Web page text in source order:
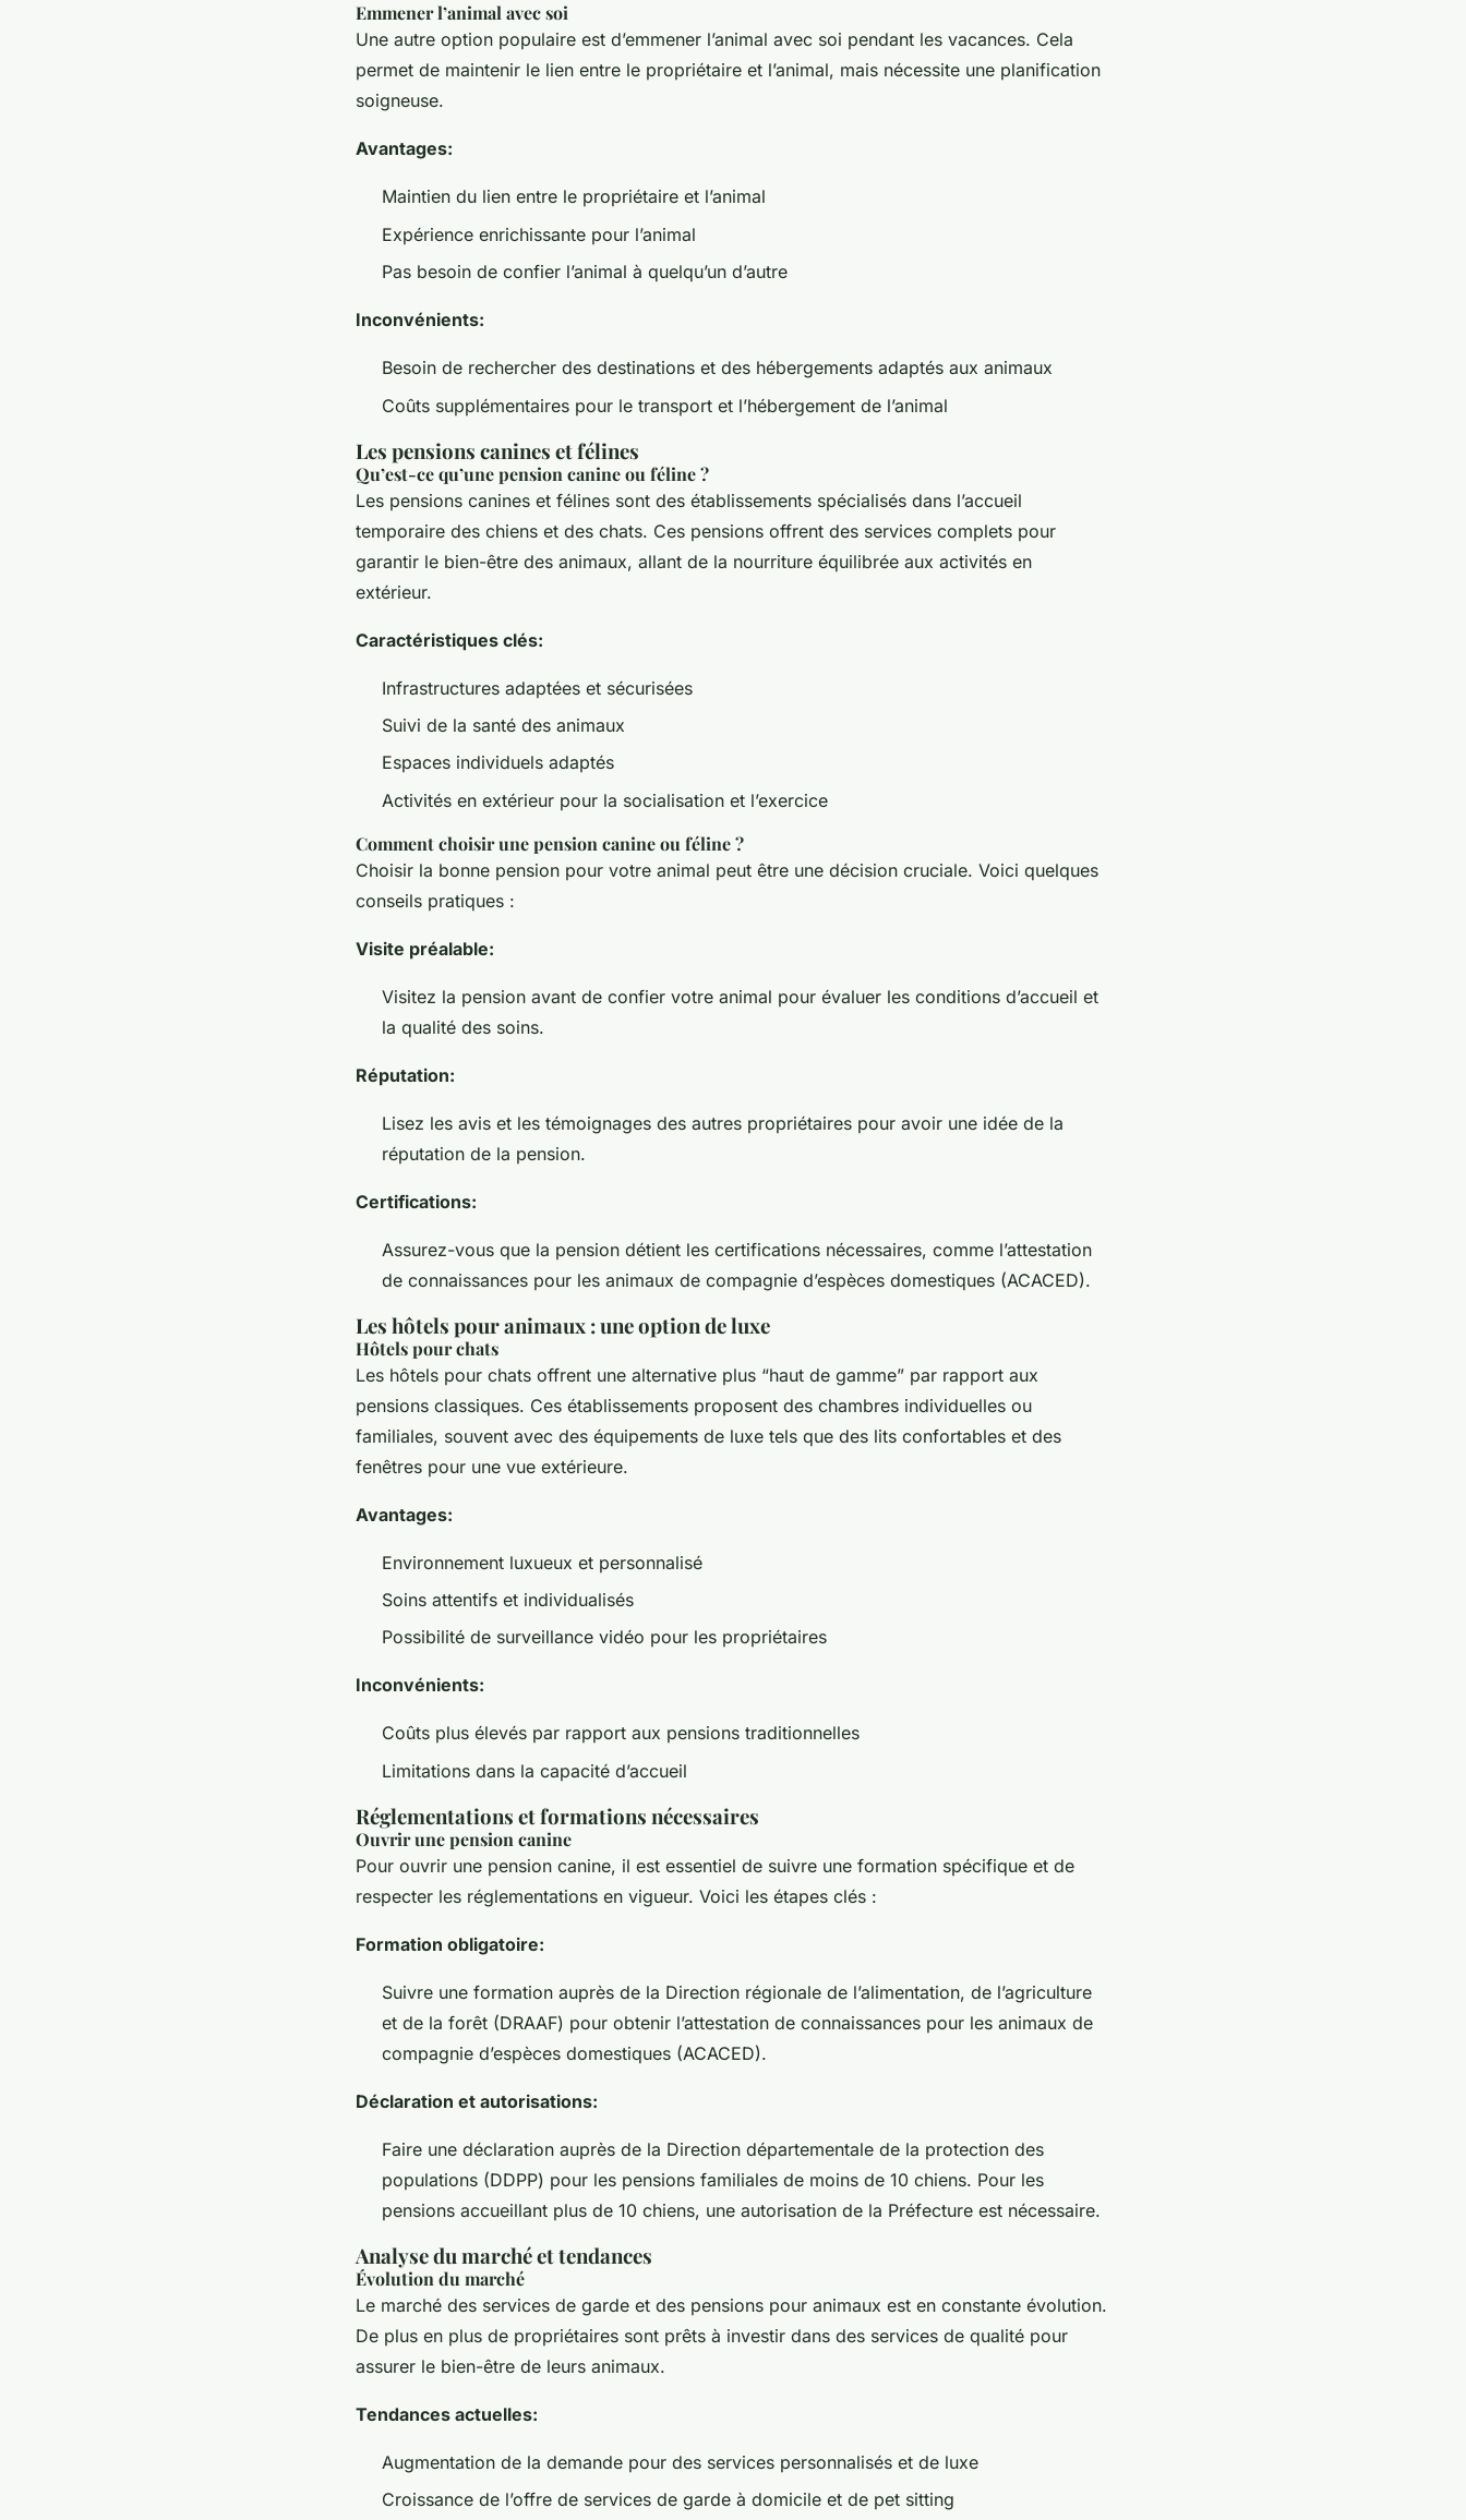
Emmener l’animal avec soi
Une autre option populaire est d’emmener l’animal avec soi pendant les vacances. Cela
permet de maintenir le lien entre le propriétaire et l’animal, mais nécessite une planification
soigneuse.
Avantages:
Maintien du lien entre le propriétaire et l’animal
Expérience enrichissante pour l’animal
Pas besoin de confier l’animal à quelqu’un d’autre
Inconvénients:
Besoin de rechercher des destinations et des hébergements adaptés aux animaux
Coûts supplémentaires pour le transport et l’hébergement de l’animal
Les pensions canines et félines
Qu’est-ce qu’une pension canine ou féline ?
Les pensions canines et félines sont des établissements spécialisés dans l’accueil
temporaire des chiens et des chats. Ces pensions offrent des services complets pour
garantir le bien-être des animaux, allant de la nourriture équilibrée aux activités en
extérieur.
Caractéristiques clés:
Infrastructures adaptées et sécurisées
Suivi de la santé des animaux
Espaces individuels adaptés
Activités en extérieur pour la socialisation et l’exercice
Comment choisir une pension canine ou féline ?
Choisir la bonne pension pour votre animal peut être une décision cruciale. Voici quelques
conseils pratiques :
Visite préalable:
Visitez la pension avant de confier votre animal pour évaluer les conditions d’accueil et
la qualité des soins.
Réputation:
Lisez les avis et les témoignages des autres propriétaires pour avoir une idée de la
réputation de la pension.
Certifications:
Assurez-vous que la pension détient les certifications nécessaires, comme l’attestation
de connaissances pour les animaux de compagnie d’espèces domestiques (ACACED).
Les hôtels pour animaux : une option de luxe
Hôtels pour chats
Les hôtels pour chats offrent une alternative plus “haut de gamme” par rapport aux
pensions classiques. Ces établissements proposent des chambres individuelles ou
familiales, souvent avec des équipements de luxe tels que des lits confortables et des
fenêtres pour une vue extérieure.
Avantages:
Environnement luxueux et personnalisé
Soins attentifs et individualisés
Possibilité de surveillance vidéo pour les propriétaires
Inconvénients:
Coûts plus élevés par rapport aux pensions traditionnelles
Limitations dans la capacité d’accueil
Réglementations et formations nécessaires
Ouvrir une pension canine
Pour ouvrir une pension canine, il est essentiel de suivre une formation spécifique et de
respecter les réglementations en vigueur. Voici les étapes clés :
Formation obligatoire:
Suivre une formation auprès de la Direction régionale de l’alimentation, de l’agriculture
et de la forêt (DRAAF) pour obtenir l’attestation de connaissances pour les animaux de
compagnie d’espèces domestiques (ACACED).
Déclaration et autorisations:
Faire une déclaration auprès de la Direction départementale de la protection des
populations (DDPP) pour les pensions familiales de moins de 10 chiens. Pour les
pensions accueillant plus de 10 chiens, une autorisation de la Préfecture est nécessaire.
Analyse du marché et tendances
Évolution du marché
Le marché des services de garde et des pensions pour animaux est en constante évolution.
De plus en plus de propriétaires sont prêts à investir dans des services de qualité pour
assurer le bien-être de leurs animaux.
Tendances actuelles:
Augmentation de la demande pour des services personnalisés et de luxe
Croissance de l’offre de services de garde à domicile et de pet sitting